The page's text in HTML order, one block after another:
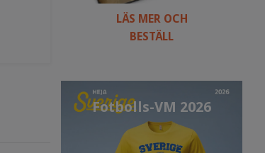
LÄS MER OCH
BESTÄLL
Fotbolls-VM 2026